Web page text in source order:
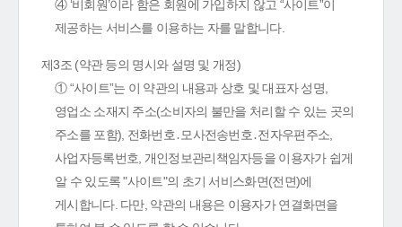
④ ‘비회원’이라 함은 회원에 가입하지 않고 “사이트”이
제공하는 서비스를 이용하는 자를 말합니다.
제3조 (약관 등의 명시와 설명 및 개정)
① “사이트”는 이 약관의 내용과 상호 및 대표자 성명,
영업소 소재지 주소(소비자의 불만을 처리할 수 있는 곳의
주소를 포함), 전화번호․모사전송번호․전자우편주소,
사업자등록번호, 개인정보관리책임자등을 이용자가 쉽게
알 수 있도록 "사이트"의 초기 서비스화면(전면)에
게시합니다. 다만, 약관의 내용은 이용자가 연결화면을